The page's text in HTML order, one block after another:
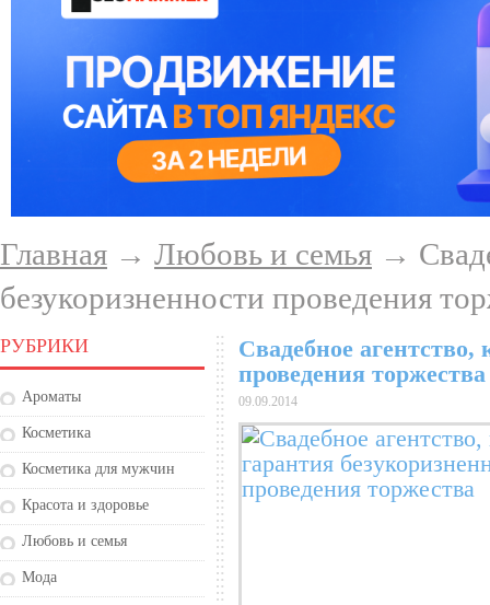
Главная → Любовь и семья →
безукоризненности проведения
РУБРИКИ
Ароматы
Косметика
Косметика для мужчин
Красота и здоровье
Любовь и семья
Мода
Свадебное агентство,
проведения торжества
09.09.2014